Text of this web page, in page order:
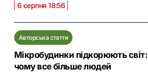
6 серпня 18:56
Авторська стаття
Мікробудинки підкорюють світ:
чому все більше людей